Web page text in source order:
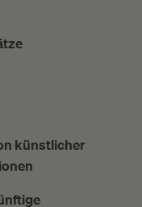
künstlicher